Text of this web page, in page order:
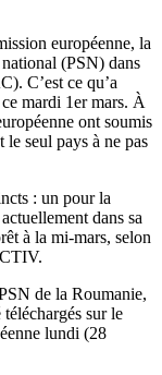
européenne, la
(PSN) dans
C’est ce qu’a
mardi 1er mars. À
ont soumis
seul pays à ne pas
: un pour la
dans sa
à la mi-mars, selon
de la Roumanie,
sur le
lundi (28